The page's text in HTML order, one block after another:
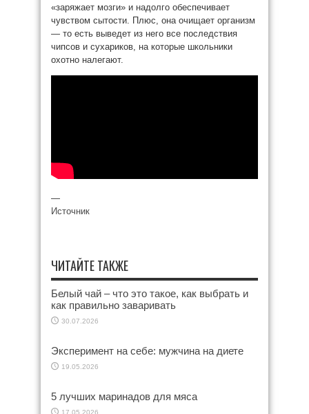
«заряжает мозги» и надолго обеспечивает
чувством сытости. Плюс, она очищает организм
— то есть выведет из него все последствия
чипсов и сухариков, на которые школьники
охотно налегают.
—
Источник
ЧИТАЙТЕ ТАКЖЕ
Белый чай – что это такое, как выбрать и
как правильно заваривать
30.07.2026
Эксперимент на себе: мужчина на диете
19.05.2026
5 лучших маринадов для мяса
17.05.2026